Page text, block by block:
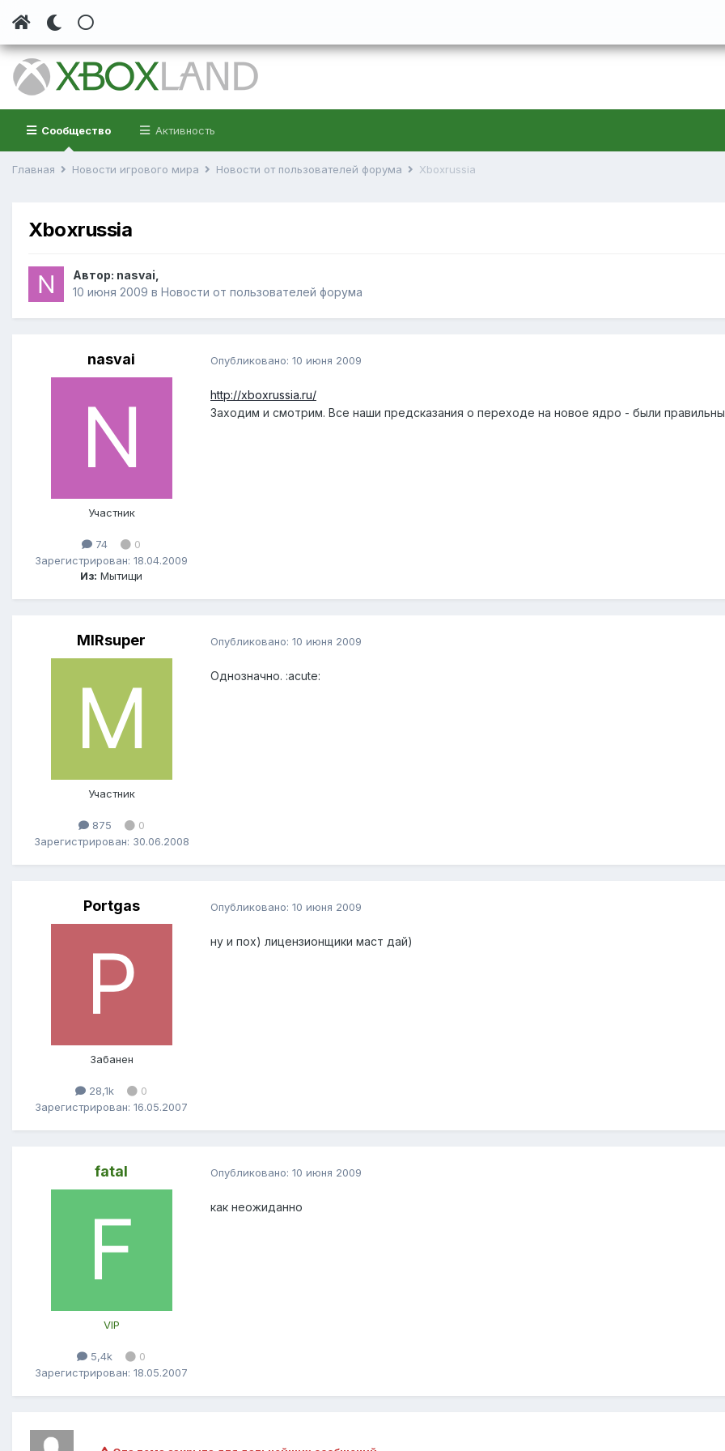
Сообщество Активность
Главная Новости игрового мира Новости от пользователей форума Xboxrussia
Xboxrussia
Автор: nasvai
10 июня 2009 в Новости от пользователей форума
nasvai
Участник
74
0
Зарегистрирован: 18.04.2009
Из: Мытищи
Опубликовано: 10 июня 2009
http://xboxrussia.ru/
Заходим и смотрим. Все наши предсказания о переходе на новое ядро - были
MIRsuper
Участник
875
0
Зарегистрирован: 30.06.2008
Опубликовано: 10 июня 2009
Однозначно. :acute:
Portgas
Забанен
28,1k
0
Зарегистрирован: 16.05.2007
Опубликовано: 10 июня 2009
ну и пох) лицензионщики маст дай)
fatal
VIP
5,4k
0
Зарегистрирован: 18.05.2007
Опубликовано: 10 июня 2009
как неожиданно